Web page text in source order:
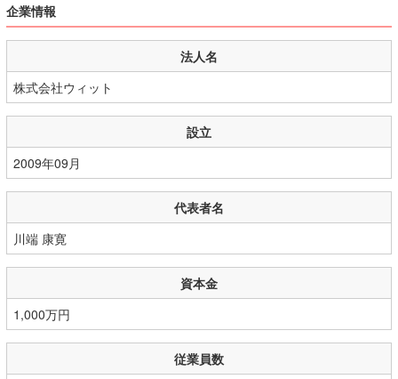
企業情報
法人名
株式会社ウィット
設立
2009年09月
代表者名
川端 康寛
資本金
1,000万円
従業員数